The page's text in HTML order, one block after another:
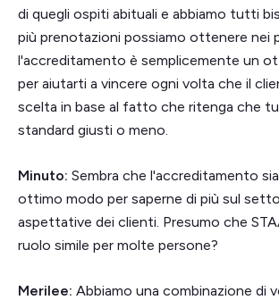
di quegli ospiti abituali e abbiamo tutti
più prenotazioni possiamo ottenere nei
l'accreditamento è semplicemente un
per aiutarti a vincere ogni volta che il
scelta in base al fatto che ritenga che tu
standard giusti o meno.
Minuto: Sembra che l'accreditamento
ottimo modo per saperne di più sul
aspettative dei clienti. Presumo che
ruolo simile per molte persone?
Merilee: Abbiamo una combinazione di